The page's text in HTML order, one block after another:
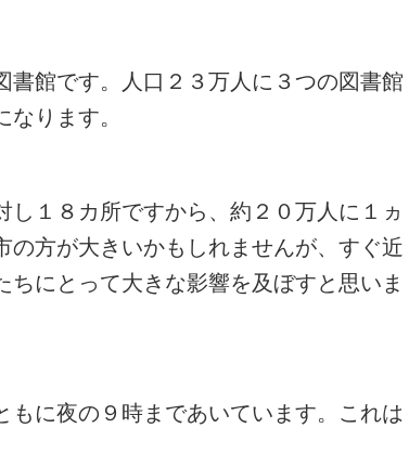
館です。人口２３万人に３つの図書館
ります。
１８カ所ですから、約２０万人に１ヵ
の方が大きいかもしれませんが、すぐ近
ちにとって大きな影響を及ぼすと思いま
に夜の９時まであいています。これは